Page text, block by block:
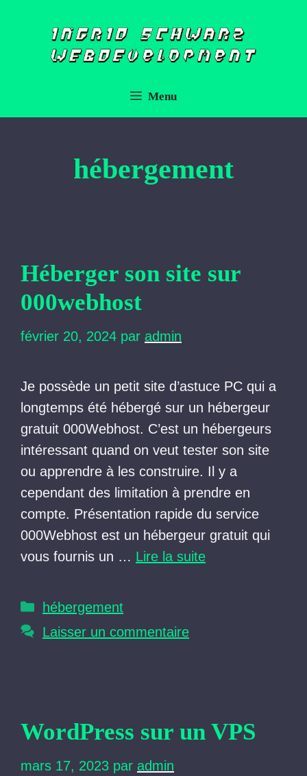
Menu
hébergement
Héberger son site sur
000webhost
février 20, 2024 par admin
Je possède un petit site d’astuce PC qui a
longtemps été hébergé sur un hébergeur
gratuit 000Webhost. C’est un hébergeurs
intéressant quand on veut tester son site
ou apprendre à les construire. Il y a
cependant des limitation à prendre en
compte. Présentation rapide du service
000Webhost est un hébergeur gratuit qui
vous fournis un … Lire la suite
Catégories
hébergement
Laisser un commentaire
WordPress sur un VPS
mars 17, 2023 par admin